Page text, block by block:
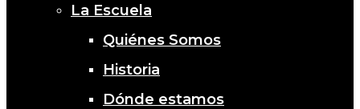
La Escuela
Quiénes Somos
Historia
Dónde estamos